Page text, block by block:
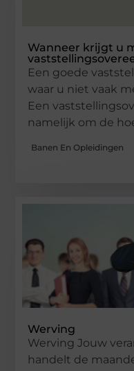
Wanneer krijgt u
Een goede
waar u niet vaak
Een
namelijk om de
Banen En Opleidingen
Werving
Werving Jouw
handelt de